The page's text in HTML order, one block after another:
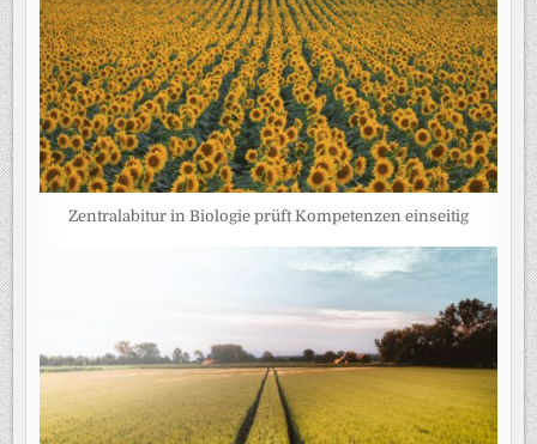
Zentralabitur in Biologie prüft Kompetenzen einseitig